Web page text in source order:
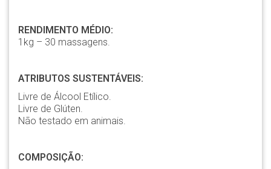
RENDIMENTO MÉDIO:
1kg – 30 massagens.
ATRIBUTOS SUSTENTÁVEIS:
Livre de Álcool Etílico.
Livre de Glúten.
Não testado em animais.
COMPOSIÇÃO: